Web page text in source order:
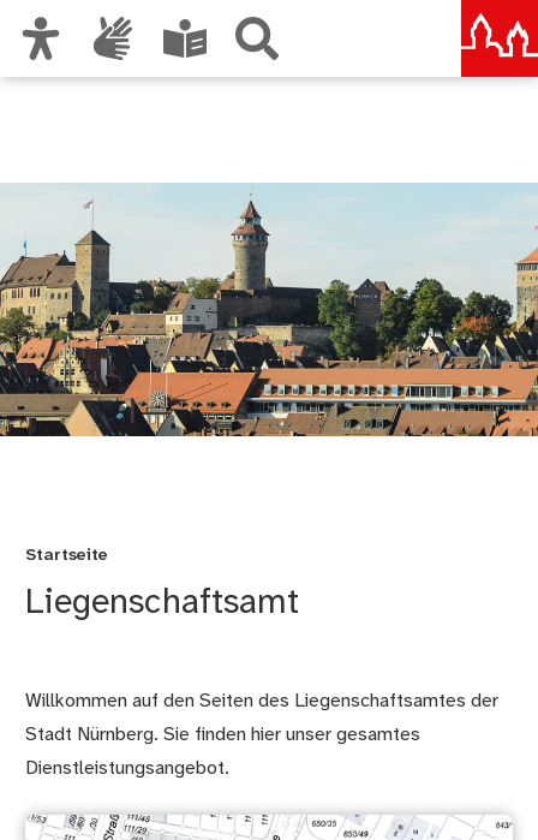
Startseite
Liegenschaftsamt
Willkommen auf den Seiten des Liegenschaftsamtes der
Stadt Nürnberg. Sie finden hier unser gesamtes
Dienstleistungsangebot.